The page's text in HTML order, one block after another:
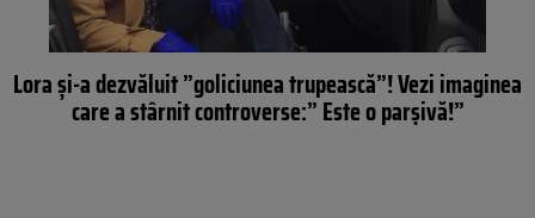
Lora şi-a dezvăluit ”goliciunea trupească”! Vezi imaginea
care a stârnit controverse:” Este o parşivă!”